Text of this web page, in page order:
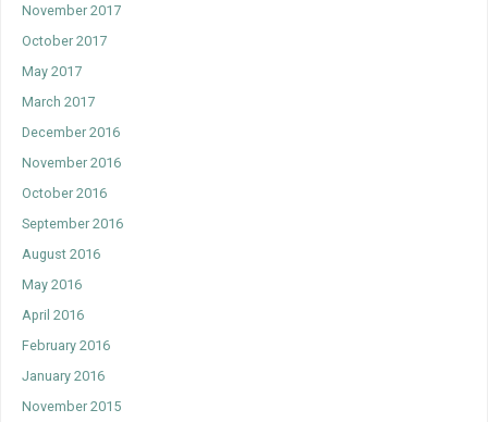
November 2017
October 2017
May 2017
March 2017
December 2016
November 2016
October 2016
September 2016
August 2016
May 2016
April 2016
February 2016
January 2016
November 2015